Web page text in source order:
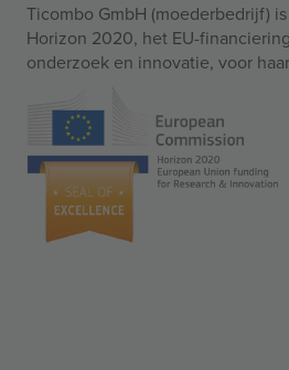
Ticombo GmbH (moederbedrijf)
Horizon 2020, het EU-
onderzoek en innovatie, voor